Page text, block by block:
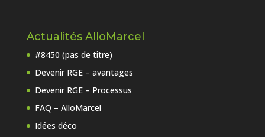
Actualités AlloMarcel
#8450 (pas de titre)
Devenir RGE – avantages
Devenir RGE – Processus
FAQ – AlloMarcel
Idées déco